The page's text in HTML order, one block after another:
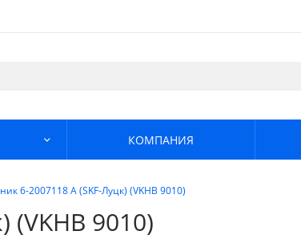
КОМПАНИЯ
6-2007118 А (SKF-Луцк) (VKHB 9010)
9010)